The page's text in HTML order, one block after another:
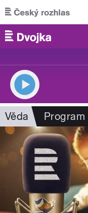
Přejít k hlavnímu obsahu
Věda Program